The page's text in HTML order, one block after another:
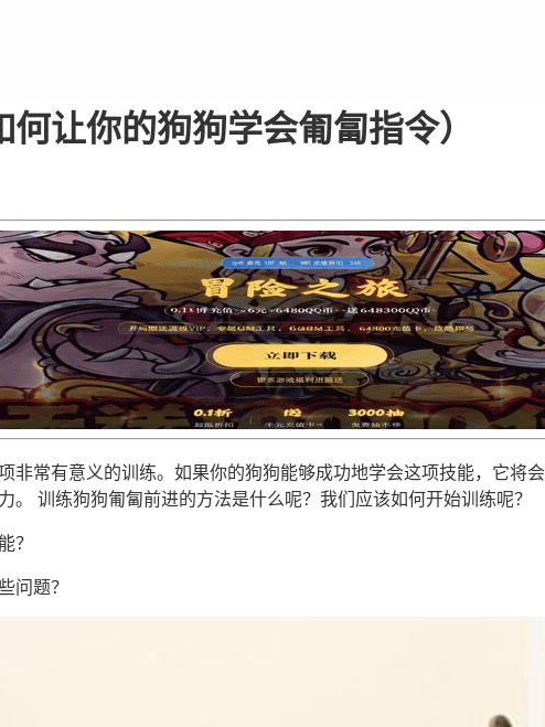
让你的狗狗学会匍匐指令）
非常有意义的训练。如果你的狗狗能够成功地学会这项技能，它将
训练狗狗匍匐前进的方法是什么呢？我们应该如何开始训练呢？
？
问题？